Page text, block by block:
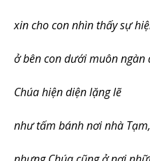
xin cho con nhìn thấy sự
ở bên con dưới muôn ngàn
Chúa hiện diện lặng lẽ
như tấm bánh nơi nhà Tạm,